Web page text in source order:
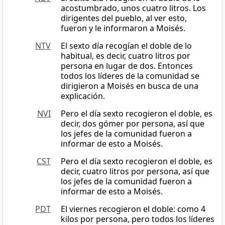
acostumbrado, unos cuatro litros. Los
dirigentes del pueblo, al ver esto,
fueron y le informaron a Moisés.
NTV
El sexto día recogían el doble de lo
habitual, es decir, cuatro litros por
persona en lugar de dos. Entonces
todos los líderes de la comunidad se
dirigieron a Moisés en busca de una
explicación.
NVI
Pero el día sexto recogieron el doble, es
decir, dos gómer por persona, así que
los jefes de la comunidad fueron a
informar de esto a Moisés.
CST
Pero el día sexto recogieron el doble, es
decir, cuatro litros por persona, así que
los jefes de la comunidad fueron a
informar de esto a Moisés.
PDT
El viernes recogieron el doble: como 4
kilos por persona, pero todos los líderes